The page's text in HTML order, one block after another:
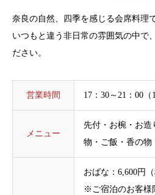
奈良の自然、四季を感じる会席料理で
いつもと違う非日常の雰囲気の中で
ださい。
営業時間 17：30～21：00（
メニュー
先付・お椀・お造
物・ご飯・香の物
おばな：6,600円
※ご宿泊のお客様